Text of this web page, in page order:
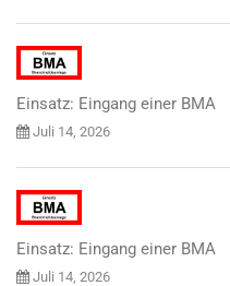
Einsatz: Eingang einer BMA
Juli 14, 2026
Einsatz: Eingang einer BMA
Juli 14, 2026